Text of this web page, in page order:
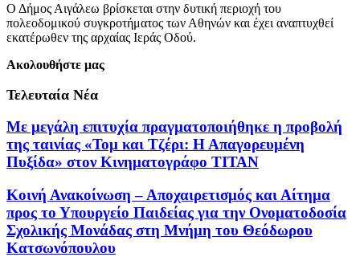
Ο Δήμος Αιγάλεω βρίσκεται στην δυτική περιοχή του
πολεοδομικού συγκροτήματος των Αθηνών και έχει αναπτυχθεί
εκατέρωθεν της αρχαίας Ιεράς Οδού.
Ακολουθήστε μας
Τελευταία Νέα
Με μεγάλη επιτυχία πραγματοποιήθηκε η προβολή
της ταινίας «Τομ και Τζέρι: Η Απαγορευμένη
Πυξίδα» στον Κινηματογράφο ΤΙΤΑΝ
Κοινή Ανακοίνωση – Αποχαιρετισμός και Αίτημα
προς το Υπουργείο Παιδείας για την Ονοματοδοσία
Σχολικής Μονάδας στη Μνήμη του Θεόδωρου
Κατσωνόπουλου